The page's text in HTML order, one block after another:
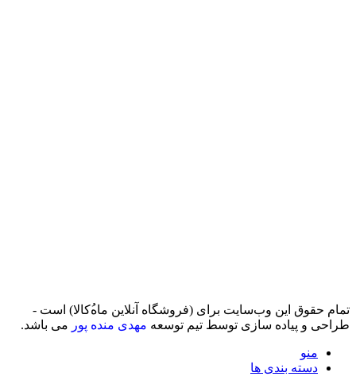
تمام حقوق اين وب‌سايت برای (فروشگاه آنلاین ماه‌‌‌‌‌‌ُکالا) است -
طراحی و پیاده سازی توسط تیم توسعه مهدی منده پور می باشد.
منو
دسته بندی ها